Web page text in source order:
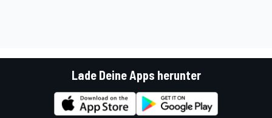
Lade Deine Apps herunter